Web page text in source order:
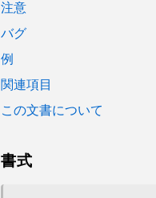
注意
バグ
例
関連項目
この文書について
書式